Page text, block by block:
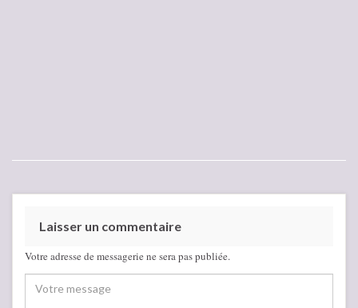
Laisser un commentaire
Votre adresse de messagerie ne sera pas publiée.